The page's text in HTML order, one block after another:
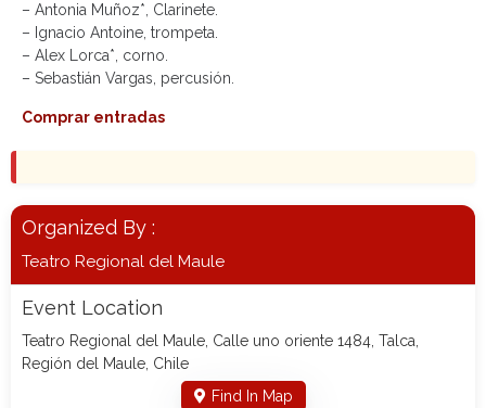
– Antonia Muñoz*, Clarinete.
– Ignacio Antoine, trompeta.
– Alex Lorca*, corno.
– Sebastián Vargas, percusión.
Comprar entradas
Organized By :
Teatro Regional del Maule
Event Location
Teatro Regional del Maule, Calle uno oriente 1484, Talca,
Región del Maule, Chile
Find In Map